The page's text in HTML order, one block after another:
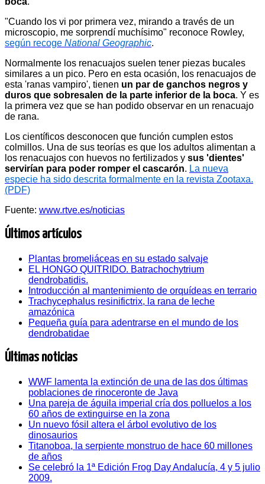
"Cuando los vi por primera vez, mirando a través de un
microscopio, me sorprendí muchísimo" reconoce Rowley,
según recoge National Geographic.
Normalmente los renacuajos suelen tener piezas bucales
similares a un pico. Pero en esta ocasión, los renacuajos de
esta 'ranas vampiro', tienen un par de ganchos negros y
duros que sobresalen de la parte inferior de la boca. Y es
la primera vez que se han podido observar en un renacuajo
de rana.
Los científicos desconocen que función cumplen estos
colmillos. Una de sus teorías es que los adultos alimentan a
los renacuajos con huevos no fertilizados y sus 'dientes'
servirían para poder romper el cascarón. La nueva
especie ha sido descrita formalmente en la revista Zootaxa.
(PDF)
Fuente: www.rtve.es/noticias
Últimos artículos
Plantas bromeliáceas en su estado salvaje
EL HONGO QUITRIDO. Batrachochytrium
dendrobatidis.
Introducción al mantenimiento de orquídeas en terrario
Trachycephalus resinifictrix, la rana de leche
amazónica
Pequeña guía para adentrarse en el mundo de los
dendrobatidae
Últimas noticias
WWF lamenta la extinción de una de las dos últimas
poblaciones de rinoceronte de Java
Una pareja de águila imperial cría dos polluelos a los
60 años de extinguirse en la zona
Un nuevo fósil altera el árbol evolutivo de los
dinosaurios
Titanoboa, la serpiente monstruo de hace 60 millones
de años
Se celebró la 1ª Edición Frog Day Andalucía, 4 y 5 julio
2009.